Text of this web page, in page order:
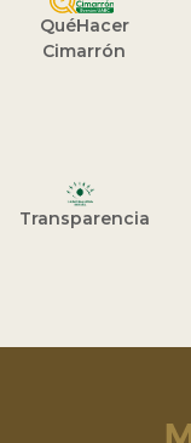
QuéHacer
Cimarrón
Transparencia